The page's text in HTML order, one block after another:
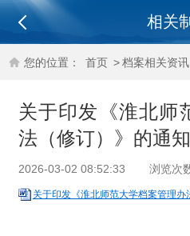
相关
您的位置： 首页 >档案相关资讯
关于印发《淮北师
法（修订）》的通知
2026-03-02 08:52:33 浏览次
关于印发《淮北师范大学档案管理